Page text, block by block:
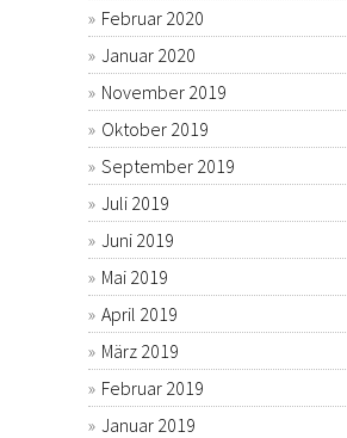
Februar 2020
Januar 2020
November 2019
Oktober 2019
September 2019
Juli 2019
Juni 2019
Mai 2019
April 2019
März 2019
Februar 2019
Januar 2019